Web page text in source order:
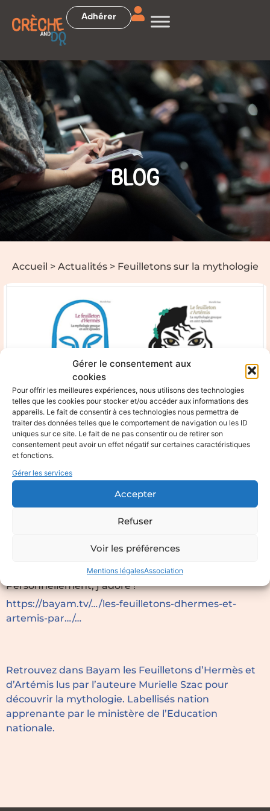
Gérer le consentement aux
cookies
Pour offrir les meilleures expériences, nous utilisons des technologies
telles que les cookies pour stocker et/ou accéder aux informations des
appareils. Le fait de consentir à ces technologies nous permettra de
traiter des données telles que le comportement de navigation ou les ID
uniques sur ce site. Le fait de ne pas consentir ou de retirer son
consentement peut avoir un effet négatif sur certaines caractéristiques
et fonctions.
Gérer les services
Accepter
Refuser
Voir les préférences
Mentions légalesAssociation
Adhérer
BLOG
Accueil > Actualités> Feuilletons sur la mythologie
Feuilletons sur la
mythologie
Une série de feuilletons sur la mythologie grecque
particulièrement bien écrite, ludique…
Personnellement, j’adore !
https://bayam.tv/…/les-feuilletons-dhermes-et-
artemis-par…/…
Retrouvez dans Bayam les Feuilletons d’Hermès et
d’Artémis lus par l’auteure Murielle Szac pour
découvrir la mythologie. Labellisés nation
apprenante par le ministère de l’Education
nationale.